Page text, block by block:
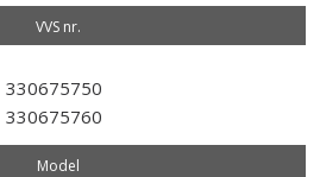
VVS nr.​
330675750
330675760
Model​